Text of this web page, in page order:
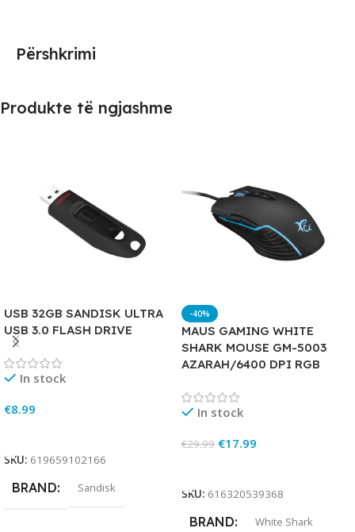
Përshkrimi
Produkte të ngjashme
USB 32GB SANDISK ULTRA
USB 3.0 FLASH DRIVE
In stock
€8.99
SKU: 619659102166
BRAND Sandisk
-40%
MAUS GAMING WHITE
SHARK MOUSE GM-5003
AZARAH/6400 DPI RGB
In stock
€29.99 €17.99
SKU: 616320539368
BRAND White Shark